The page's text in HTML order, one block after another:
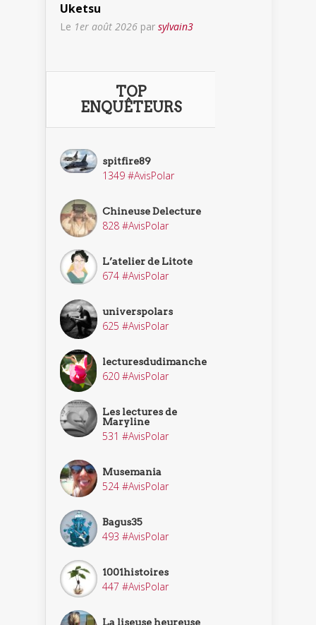
Uketsu
Le 1er août 2026 par sylvain3
TOP
ENQUÊTEURS
spitfire89
1349 #AvisPolar
Chineuse Delecture
828 #AvisPolar
L’atelier de Litote
674 #AvisPolar
universpolars
625 #AvisPolar
lecturesdudimanche
620 #AvisPolar
Les lectures de
Maryline
531 #AvisPolar
Musemania
524 #AvisPolar
Bagus35
493 #AvisPolar
1001histoires
447 #AvisPolar
La liseuse heureuse